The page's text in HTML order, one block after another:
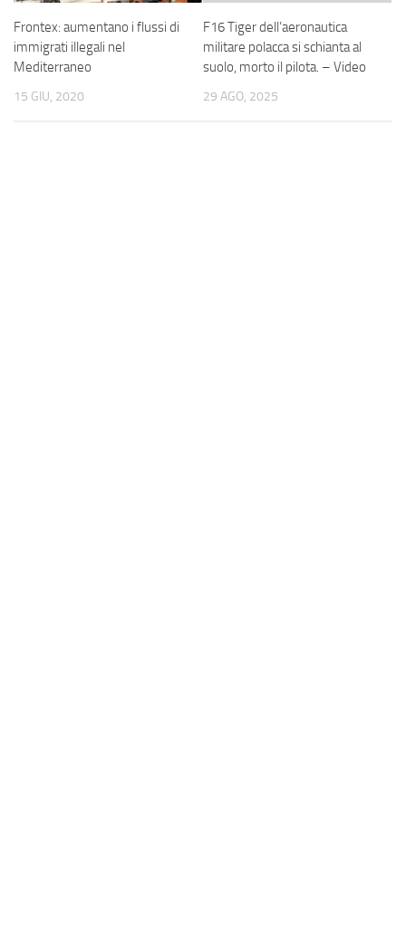
Frontex: aumentano i flussi di
immigrati illegali nel
Mediterraneo
15 GIU, 2020
F16 Tiger dell’aeronautica
militare polacca si schianta al
suolo, morto il pilota. – Video
29 AGO, 2025